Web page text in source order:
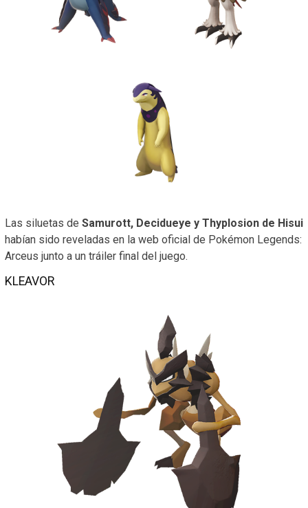
Las siluetas de Samurott, Decidueye y Thyplosion de Hisui
habían sido reveladas en la web oficial de Pokémon Legends:
Arceus junto a un tráiler final del juego.
KLEAVOR